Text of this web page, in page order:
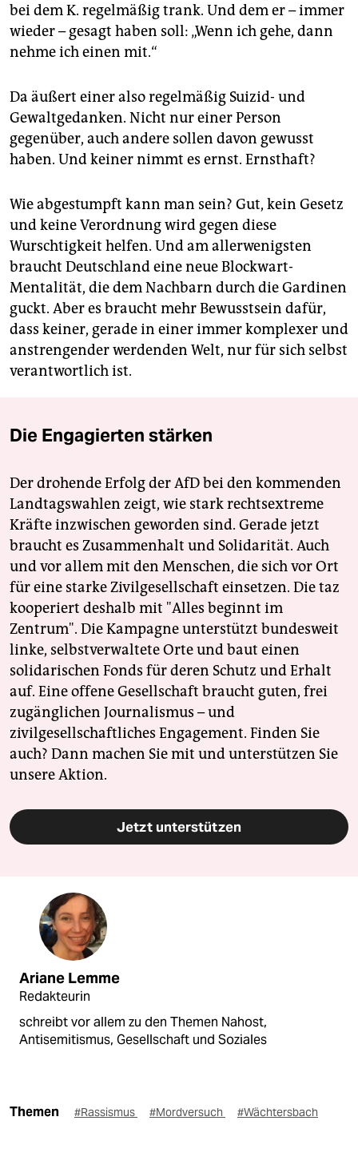
bei dem K. regelmäßig trank. Und dem er – immer
wieder – gesagt haben soll: „Wenn ich gehe, dann
nehme ich einen mit.“
Da äußert einer also regelmäßig Suizid- und
Gewaltgedanken. Nicht nur einer Person
gegenüber, auch andere sollen davon gewusst
haben. Und keiner nimmt es ernst. Ernsthaft?
Wie abgestumpft kann man sein? Gut, kein Gesetz
und keine Verordnung wird gegen diese
Wurschtigkeit helfen. Und am allerwenigsten
braucht Deutschland eine neue Blockwart-
Mentalität, die dem Nachbarn durch die Gardinen
guckt. Aber es braucht mehr Bewusstsein dafür,
dass keiner, gerade in einer immer komplexer und
anstrengender werdenden Welt, nur für sich selbst
verantwortlich ist.
Die Engagierten stärken
Der drohende Erfolg der AfD bei den kommenden
Landtagswahlen zeigt, wie stark rechtsextreme
Kräfte inzwischen geworden sind. Gerade jetzt
braucht es Zusammenhalt und Solidarität. Auch
und vor allem mit den Menschen, die sich vor Ort
für eine starke Zivilgesellschaft einsetzen. Die taz
kooperiert deshalb mit "Alles beginnt im
Zentrum". Die Kampagne unterstützt bundesweit
linke, selbstverwaltete Orte und baut einen
solidarischen Fonds für deren Schutz und Erhalt
auf. Eine offene Gesellschaft braucht guten, frei
zugänglichen Journalismus – und
zivilgesellschaftliches Engagement. Finden Sie
auch? Dann machen Sie mit und unterstützen Sie
unsere Aktion.
Jetzt unterstützen
Ariane Lemme
Redakteurin
schreibt vor allem zu den Themen Nahost,
Antisemitismus, Gesellschaft und Soziales
Themen #Rassismus #Mordversuch #Wächtersbach